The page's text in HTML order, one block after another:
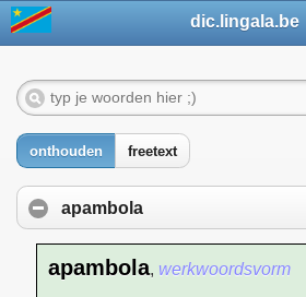
dic.lingala.be
onthouden freetext
apambola
apambola, werkwoordsvorm